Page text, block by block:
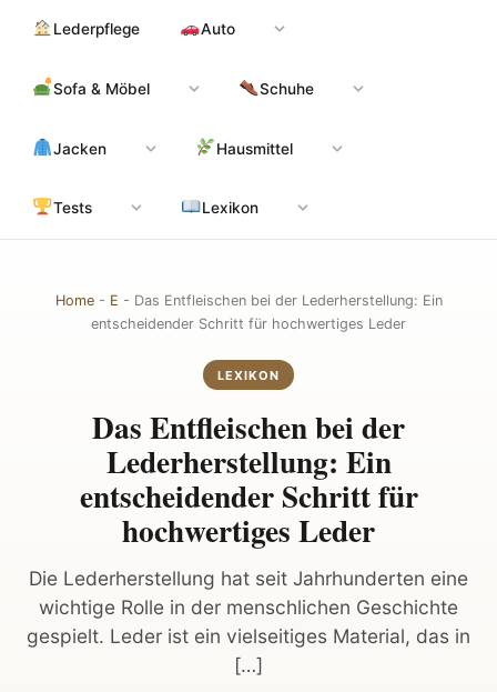
Inhalt
Lederpflege Auto
Sofa & Möbel Schuhe
Jacken Hausmittel
Tests Lexikon
Home- E - Das Entfleischen bei der Lederherstellung: Ein
entscheidender Schritt für hochwertiges Leder
LEXIKON
Das Entfleischen bei der
Lederherstellung: Ein
entscheidender Schritt für
hochwertiges Leder
Die Lederherstellung hat seit Jahrhunderten eine
wichtige Rolle in der menschlichen Geschichte
gespielt. Leder ist ein vielseitiges Material, das in
[…]